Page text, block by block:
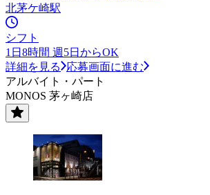
北茅ケ崎駅
シフト
1日8時間 週5日からOK
詳細を見る
応募画面に進む
アルバイト・パート
MONOS 茅ヶ崎店